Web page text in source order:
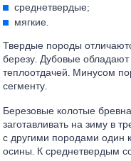
среднетвердые;
мягкие.
Твердые породы
березу. Дубовые обладают
теплоотдачей. Минусом
сегменту.
Березовые колотые
заготавливать на зиму в
с другими породами один
осины. К среднетвердым